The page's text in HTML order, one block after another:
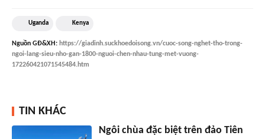
Uganda Kenya
Nguồn GĐ&XH: https://giadinh.suckhoedoisong.vn/cuoc-song-nghet-tho-trong-
ngoi-lang-sieu-nho-gan-1800-nguoi-chen-nhau-tung-met-vuong-
172260421071545484.htm
TIN KHÁC
Ngôi chùa đặc biệt trên đảo Tiên